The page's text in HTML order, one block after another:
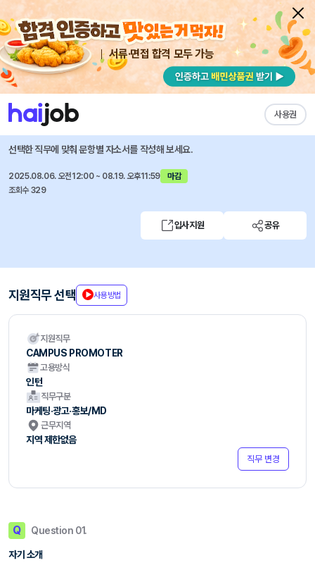
서류·면접 합격 모두 가능
사용권
채용공고 자소서 자유항목 자소서 내 작성목록
ASML코리아 즐겨찾기
ASML Korea CAMPUS PROMOTER
선택한 직무에 맞춰 문항별 자소서를 작성해 보세요.
2025.08.06. 오전12:00 ~ 08.19. 오후11:59
마감
조회수 329
입사지원 공유
지원직무 선택 사용방법
지원직무
CAMPUS PROMOTER
고용방식
인턴
직무구분
마케팅·광고·홍보/MD
근무지역
지역 제한없음
직무 변경
Q Question 01.
자기 소개